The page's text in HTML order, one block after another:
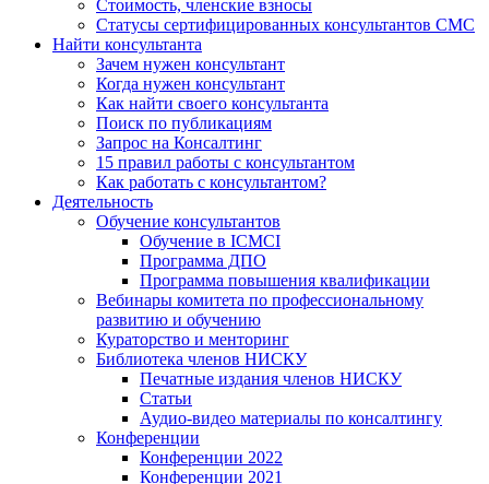
Стоимость, членские взносы
Статусы сертифицированных консультантов СМС
Найти консультанта
Зачем нужен консультант
Когда нужен консультант
Как найти своего консультанта
Поиск по публикациям
Запрос на Консалтинг
15 правил работы с консультантом
Как работать с консультантом?
Деятельность
Обучение консультантов
Обучение в ICMCI
Программа ДПО
Программа повышения квалификации
Вебинары комитета по профессиональному
развитию и обучению
Кураторство и менторинг
Библиотека членов НИСКУ
Печатные издания членов НИСКУ
Статьи
Аудио-видео материалы по консалтингу
Конференции
Конференции 2022
Конференции 2021